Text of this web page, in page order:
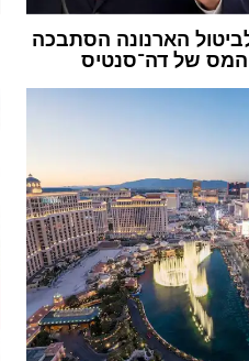
הארנונה הסתבכה
של דה־סנטיס